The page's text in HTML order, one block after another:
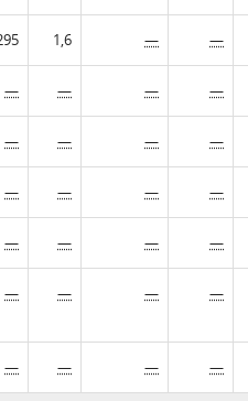
1,6 — —
— — — —
— — — —
— — — —
— — — —
— — — —
— — — —